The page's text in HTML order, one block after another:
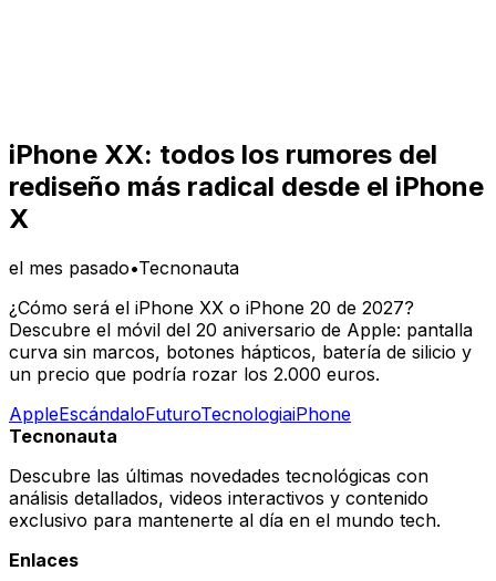
iPhone XX: todos los rumores del
rediseño más radical desde el iPhone
X
el mes pasado•Tecnonauta
¿Cómo será el iPhone XX o iPhone 20 de 2027?
Descubre el móvil del 20 aniversario de Apple: pantalla
curva sin marcos, botones hápticos, batería de silicio y
un precio que podría rozar los 2.000 euros.
AppleEscándaloFuturoTecnologiaiPhone
Tecnonauta
Descubre las últimas novedades tecnológicas con
análisis detallados, videos interactivos y contenido
exclusivo para mantenerte al día en el mundo tech.
Enlaces